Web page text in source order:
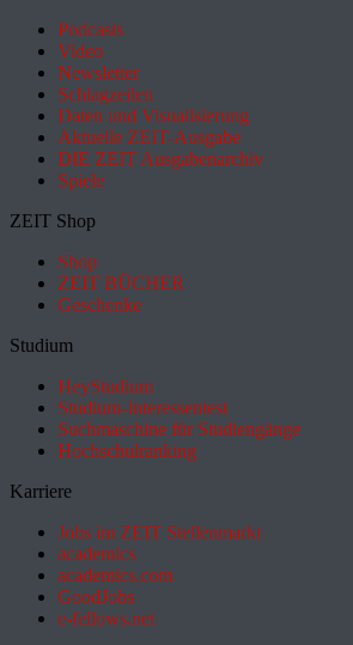
Podcasts
Video
Newsletter
Schlagzeilen
Daten und Visualisierung
Aktuelle ZEIT-Ausgabe
DIE ZEIT Ausgabenarchiv
Spiele
ZEIT Shop
Shop
ZEIT BÜCHER
Geschenke
Studium
HeyStudium
Studium-Interessentest
Suchmaschine für Studiengänge
Hochschulranking
Karriere
Jobs im ZEIT Stellenmarkt
academics
academics.com
GoodJobs
e-fellows.net